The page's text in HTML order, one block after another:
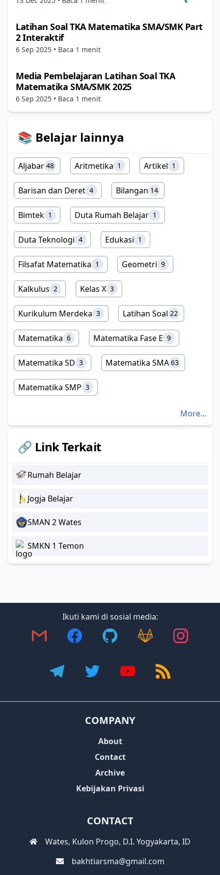
Latihan Soal TKA Matematika SMA/SMK Part
2 Interaktif
6 Sep 2025 • Baca 1 menit
Media Pembelajaran Latihan Soal TKA
Matematika SMA/SMK 2025
6 Sep 2025 • Baca 1 menit
📚 Belajar lainnya
Aljabar 48 Aritmetika 1 Artikel 1
Barisan dan Deret 4 Bilangan 14
Bimtek 1 Duta Rumah Belajar 1
Duta Teknologi 4 Edukasi 1
Filsafat Matematika 1 Geometri 9
Kalkulus 2 Kelas X 3
Kurikulum Merdeka 3 Latihan Soal 22
Matematika 6 Matematika Fase E 9
Matematika SD 3 Matematika SMA 63
Matematika SMP 3
More...
🔗 Link Terkait
Rumah Belajar
Jogja Belajar
SMAN 2 Wates
SMKN 1 Temon
Ikuti kami di sosial media:
COMPANY
About
Contact
Archive
Kebijakan Privasi
CONTACT
Wates, Kulon Progo, D.I. Yogyakarta, ID
bakhtiarsma@gmail.com